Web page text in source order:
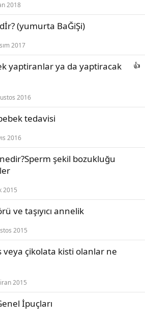
2018
(yumurta BaĞiŞi)
2017
yaptiranlar ya da yaptiracak
2016
tedavisi
2016
şekil bozukluğu
2015
ve taşıyıcı annelik
2015
çikolata kisti olanlar ne
2015
İpuçları